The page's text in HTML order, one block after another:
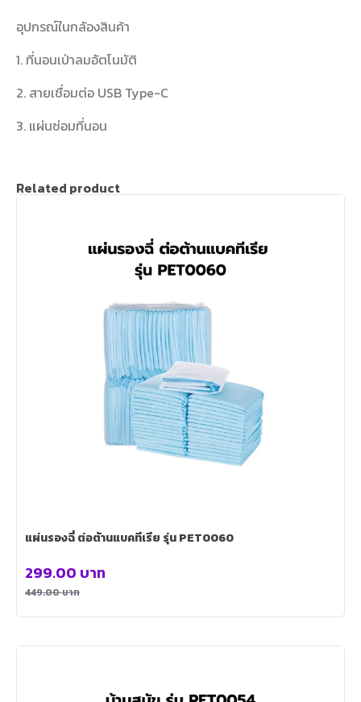
อุปกรณ์ในกลัองสินค้า
1. ที่นอนเป่าลมอัตโนมัติ
2. สายเชื่อมต่อ USB Type-C
3. แผ่นซ่อมที่นอน
Related product
แผ่นรองฉี่ ต่อต้านแบคทีเรีย รุ่น PET0060
449.00บาท
299.00 บาท